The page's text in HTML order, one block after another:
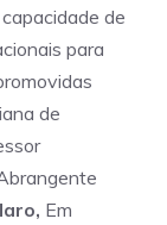
de
para
de
Em